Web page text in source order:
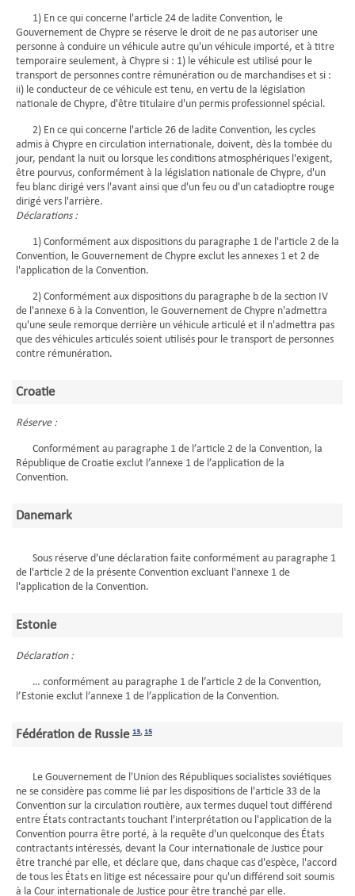
1) En ce qui concerne l'article 24 de ladite Convention, le
Gouvernement de Chypre se réserve le droit de ne pas autoriser une
personne à conduire un véhicule autre qu'un véhicule importé, et à titre
temporaire seulement, à Chypre si : 1) le véhicule est utilisé pour le
transport de personnes contre rémunération ou de marchandises et si :
ii) le conducteur de ce véhicule est tenu, en vertu de la législation
nationale de Chypre, d'être titulaire d'un permis professionnel spécial.
2) En ce qui concerne l'article 26 de ladite Convention, les cycles
admis à Chypre en circulation internationale, doivent, dès la tombée du
jour, pendant la nuit ou lorsque les conditions atmosphériques l'exigent,
être pourvus, conformément à la législation nationale de Chypre, d'un
feu blanc dirigé vers l'avant ainsi que d'un feu ou d'un catadioptre rouge
dirigé vers l'arrière.
Déclarations :
1) Conformément aux dispositions du paragraphe 1 de l'article 2 de la
Convention, le Gouvernement de Chypre exclut les annexes 1 et 2 de
l'application de la Convention.
2) Conformément aux dispositions du paragraphe b de la section IV
de l'annexe 6 à la Convention, le Gouvernement de Chypre n'admettra
qu'une seule remorque derrière un véhicule articulé et il n'admettra pas
que des véhicules articulés soient utilisés pour le transport de personnes
contre rémunération.
Croatie
Réserve :
Conformément au paragraphe 1 de l’article 2 de la Convention, la
République de Croatie exclut l’annexe 1 de l’application de la
Convention.
Danemark
Sous réserve d'une déclaration faite conformément au paragraphe 1
de l'article 2 de la présente Convention excluant l'annexe 1 de
l'application de la Convention.
Estonie
Déclaration :
… conformément au paragraphe 1 de l’article 2 de la Convention,
l’Estonie exclut l’annexe 1 de l’application de la Convention.
Fédération de Russie 13,15
Le Gouvernement de l'Union des Républiques socialistes soviétiques
ne se considère pas comme lié par les dispositions de l'article 33 de la
Convention sur la circulation routière, aux termes duquel tout différend
entre États contractants touchant l'interprétation ou l'application de la
Convention pourra être porté, à la requête d'un quelconque des États
contractants intéressés, devant la Cour internationale de Justice pour
être tranché par elle, et déclare que, dans chaque cas d'espèce, l'accord
de tous les États en litige est nécessaire pour qu'un différend soit soumis
à la Cour internationale de Justice pour être tranché par elle.